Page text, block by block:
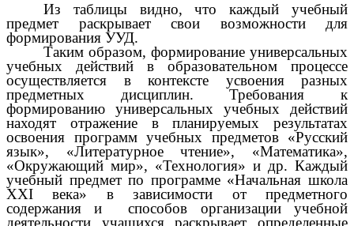
Из таблицы видно, что каждый учебный
предмет раскрывает свои возможности для
формирования УУД.
Таким образом, формирование универсальных
учебных действий в образовательном процессе
осуществляется в контексте усвоения разных
предметных дисциплин. Требования к
формированию универсальных учебных действий
находят отражение в планируемых результатах
освоения программ учебных предметов «Русский
язык», «Литературное чтение», «Математика»,
«Окружающий мир», «Технология» и др. Каждый
учебный предмет по программе «Начальная школа
XXI века» в зависимости от предметного
содержания и способов организации учебной
деятельности учащихся раскрывает определенные